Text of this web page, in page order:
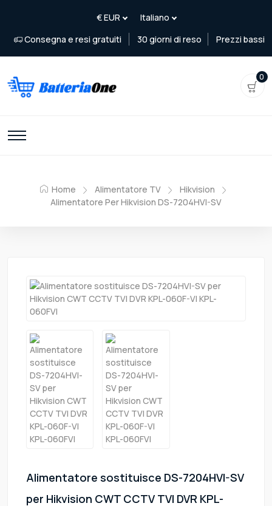
Consegna e resi gratuiti 30 giorni di reso Prezzi bassi
0
Home Alimentatore TV
Hikvision
Alimentatore Per Hikvision DS-7204HVI-SV
Alimentatore sostituisce DS-7204HVI-SV
per Hikvision CWT CCTV TVI DVR KPL-